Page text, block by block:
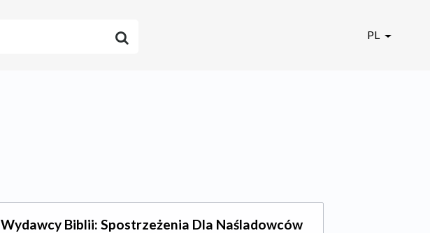
PL
​Wydawcy Biblii: Spostrzeżenia Dla Naśladowców